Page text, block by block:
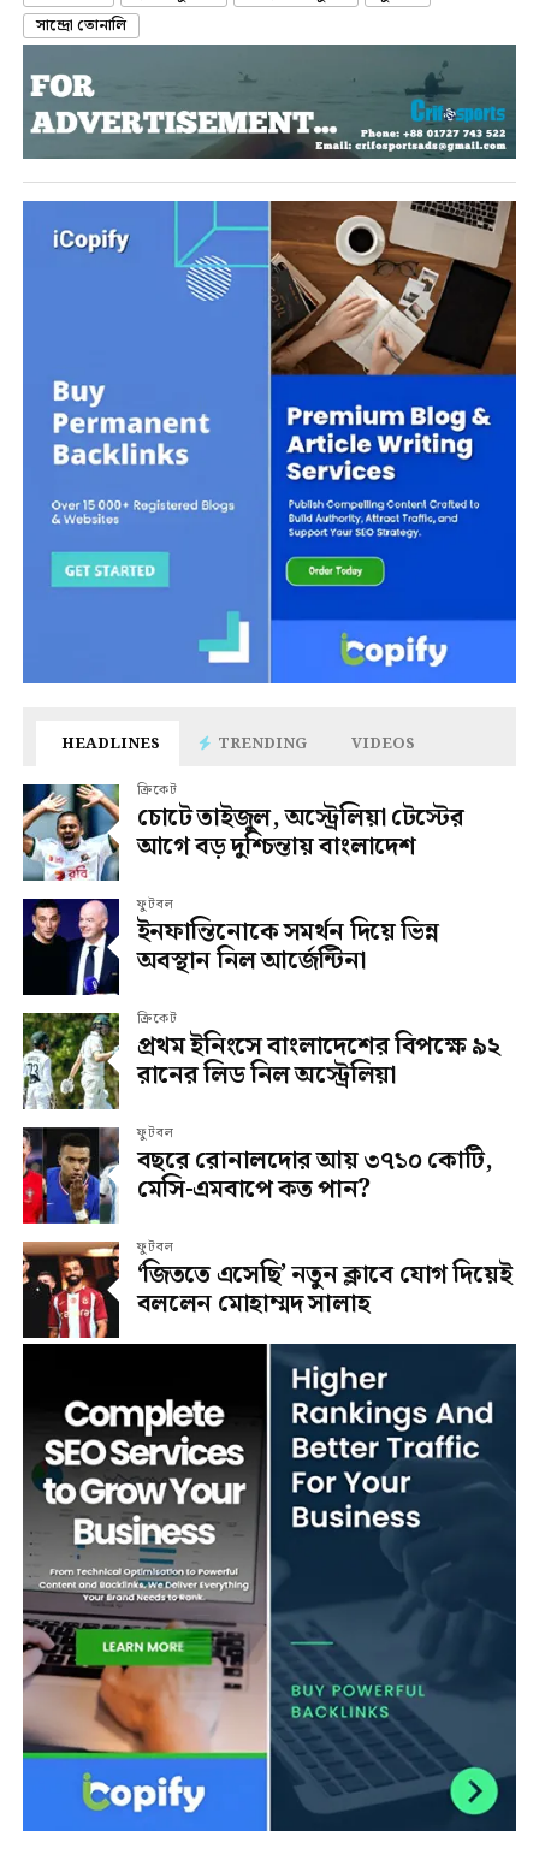
সান্দ্রো তোনালি
HEADLINES TRENDING VIDEOS
ক্রিকেট
চোটে তাইজুল, অস্ট্রেলিয়া টেস্টের
আগে বড় দুশ্চিন্তায় বাংলাদেশ
ফুটবল
ইনফান্তিনোকে সমর্থন দিয়ে ভিন্ন
অবস্থান নিল আর্জেন্টিনা
ক্রিকেট
প্রথম ইনিংসে বাংলাদেশের বিপক্ষে ৯২
রানের লিড নিল অস্ট্রেলিয়া
ফুটবল
বছরে রোনালদোর আয় ৩৭১০ কোটি,
মেসি-এমবাপে কত পান?
ফুটবল
‘জিততে এসেছি’ নতুন ক্লাবে যোগ দিয়েই
বললেন মোহাম্মদ সালাহ